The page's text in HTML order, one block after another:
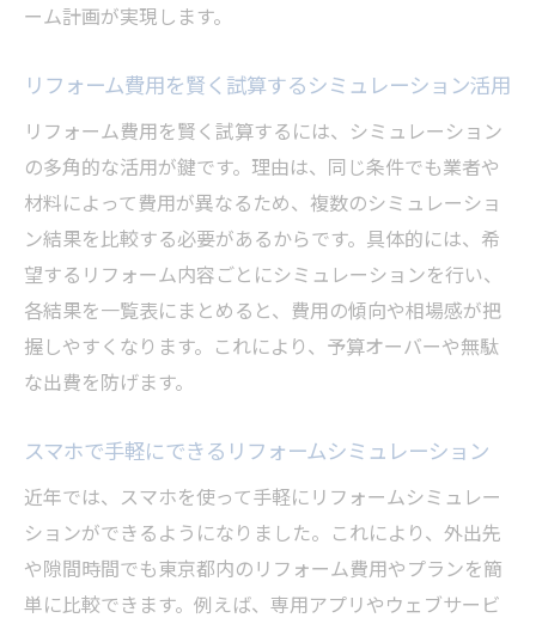
ーム計画が実現します。
リフォーム費用を賢く試算するシミュレーション活用
リフォーム費用を賢く試算するには、シミュレーション
の多角的な活用が鍵です。理由は、同じ条件でも業者や
材料によって費用が異なるため、複数のシミュレーショ
ン結果を比較する必要があるからです。具体的には、希
望するリフォーム内容ごとにシミュレーションを行い、
各結果を一覧表にまとめると、費用の傾向や相場感が把
握しやすくなります。これにより、予算オーバーや無駄
な出費を防げます。
スマホで手軽にできるリフォームシミュレーション
近年では、スマホを使って手軽にリフォームシミュレー
ションができるようになりました。これにより、外出先
や隙間時間でも東京都内のリフォーム費用やプランを簡
単に比較できます。例えば、専用アプリやウェブサービ